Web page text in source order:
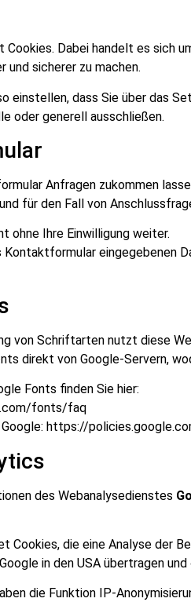
Dabei handelt es sich
sicherer zu machen.
einstellen, dass Sie über das
oder generell ausschließen.
Anfragen zukommen
für den Fall von
ohne Ihre Einwilligung weiter.
Kontaktformular eingegebenen
von Schriftarten nutzt diese
direkt von Google-Servern,
Fonts finden Sie hier:
fonts/faq
https://
des Webanalysedienstes
Cookies, die eine Analyse der
in den USA übertragen
die Funktion IP-